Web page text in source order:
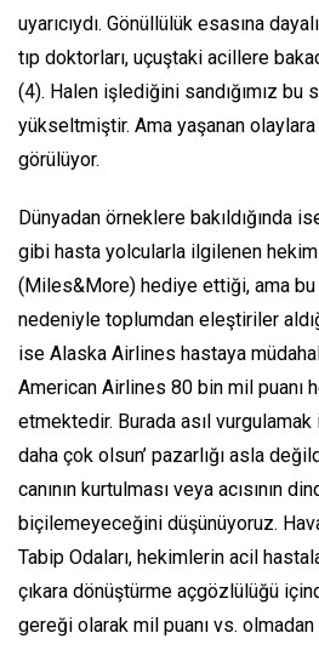
uyarıcıydı. Gönüllülük esasına
tıp doktorları, uçuştaki acillere
(4). Halen işlediğini sandığımız bu
yükseltmiştir. Ama yaşanan olaylara
görülüyor.
Dünyadan örneklere bakıldığında
gibi hasta yolcularla ilgilenen
(Miles&More) hediye ettiği, ama bu
nedeniyle toplumdan eleştiriler
ise Alaska Airlines hastaya
American Airlines 80 bin mil puanı
etmektedir. Burada asıl
daha çok olsun’ pazarlığı asla
canının kurtulması veya acısının
biçilemeyeceğini düşünüyoruz.
Tabip Odaları, hekimlerin acil
çıkara dönüştürme açgözlülüğü
gereği olarak mil puanı vs.